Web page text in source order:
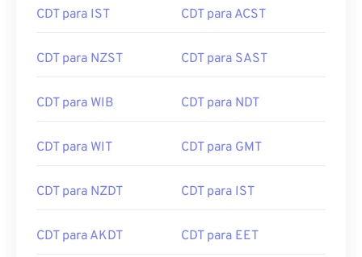
CDT para IST CDT para ACST
CDT para NZST CDT para SAST
CDT para WIB CDT para NDT
CDT para WIT CDT para GMT
CDT para NZDT CDT para IST
CDT para AKDT CDT para EET